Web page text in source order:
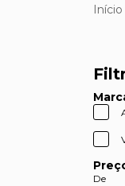
Início
De